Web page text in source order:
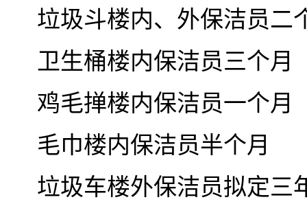
垃圾斗楼内、外保洁员二
卫生桶楼内保洁员三个月
鸡毛掸楼内保洁员一个月
毛巾楼内保洁员半个月
垃圾车楼外保洁员拟定三